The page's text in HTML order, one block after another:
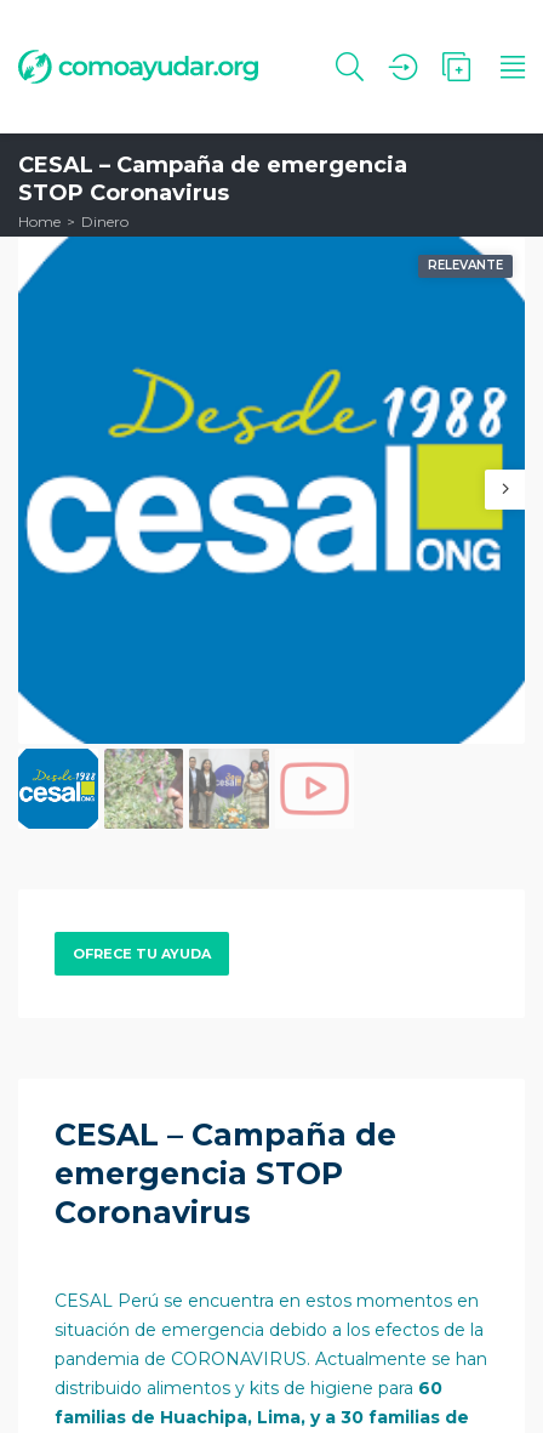
CESAL – Campaña de emergencia
STOP Coronavirus
Home Dinero
RELEVANTE
OFRECE TU AYUDA
CESAL – Campaña de
emergencia STOP
Coronavirus
CESAL Perú se encuentra en estos momentos en
situación de emergencia debido a los efectos de la
pandemia de CORONAVIRUS. Actualmente se han
distribuido alimentos y kits de higiene para 60
familias de Huachipa, Lima, y a 30 familias de